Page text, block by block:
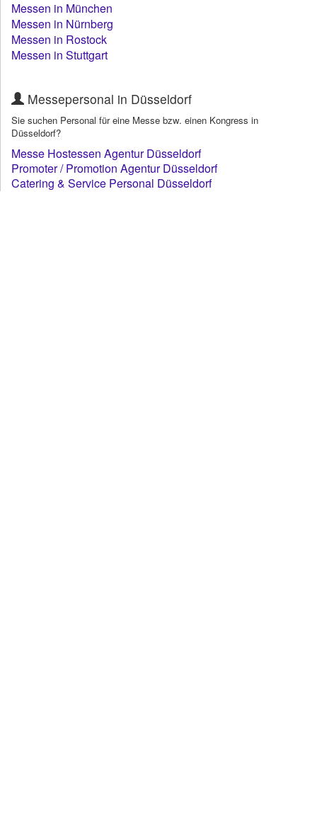
Messen in München
Messen in Nürnberg
Messen in Rostock
Messen in Stuttgart
Messepersonal in Düsseldorf
Sie suchen Personal für eine Messe bzw. einen Kongress in
Düsseldorf?
Messe Hostessen Agentur Düsseldorf
Promoter / Promotion Agentur Düsseldorf
Catering & Service Personal Düsseldorf